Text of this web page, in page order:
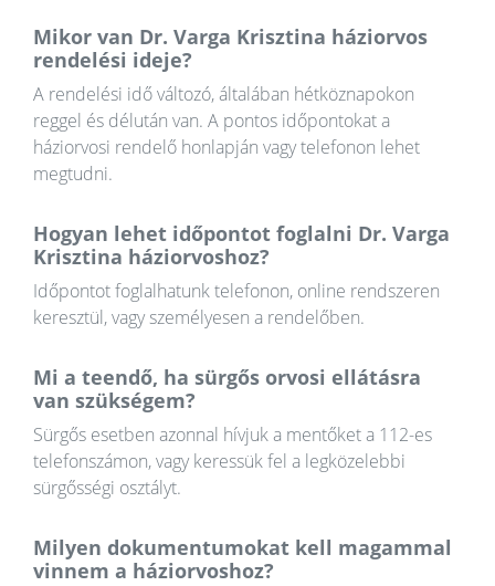
Mikor van Dr. Varga Krisztina háziorvos
rendelési ideje?
A rendelési idő változó, általában hétköznapokon
reggel és délután van. A pontos időpontokat a
háziorvosi rendelő honlapján vagy telefonon lehet
megtudni.
Hogyan lehet időpontot foglalni Dr. Varga
Krisztina háziorvoshoz?
Időpontot foglalhatunk telefonon, online rendszeren
keresztül, vagy személyesen a rendelőben.
Mi a teendő, ha sürgős orvosi ellátásra
van szükségem?
Sürgős esetben azonnal hívjuk a mentőket a 112-es
telefonszámon, vagy keressük fel a legközelebbi
sürgősségi osztályt.
Milyen dokumentumokat kell magammal
vinnem a háziorvoshoz?